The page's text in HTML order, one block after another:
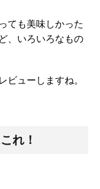
ても美味しかった
、いろいろなもの
ビューしますね。
れ！